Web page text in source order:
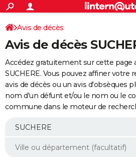
ACTUALITÉS
Politique
Société
Faits Divers
Education
Monde
Villes
+
SPORT
Coupe du monde 2026
Football
Tennis
Cyclisme
Rugby
Forum
Programme TV
TNT
Streaming
Cinéma
Sorties cinéma
Musique
+
FINANCE
Retraite
Epargne
Immobilier
Risques naturels par ville
Banque
Assurance
AUTO
Essais
Réserver un essai
Citadines
Berlines
SUV
Forum auto
+
Mobiles
Meilleur smartphone
Internet
Ordinateurs
Jeux vidéo
Guide high-tech
Aménagement intérieur
Avis de décès
Avis de décès
Accédez gratuitement sur cette page
SUCHERE. Vous pouvez affiner votre
avis de décès ou un avis d'obsèques
nom d'un défunt et/ou le nom ou le
commune dans le moteur de